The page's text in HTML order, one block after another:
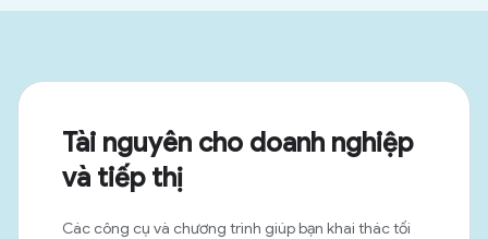
Tài nguyên cho doanh nghiệp
và tiếp thị
Các công cụ và chương trình giúp bạn khai thác tối